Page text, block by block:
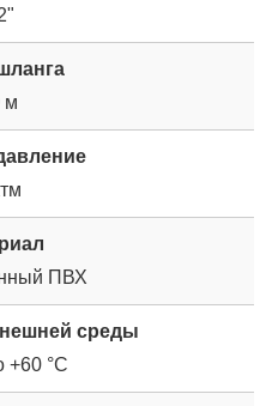
м
ПВХ
среды
+60 °С